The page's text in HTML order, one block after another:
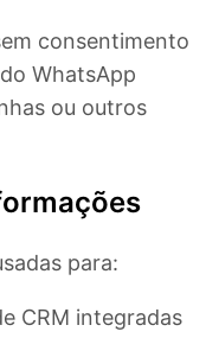
consentimento
WhatsApp
ou outros
para:
CRM integradas